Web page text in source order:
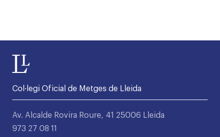
Col·legi Oficial de Metges de Lleida
Av. Alcalde Rovira Roure, 41 25006 Lleida
973 27 08 11